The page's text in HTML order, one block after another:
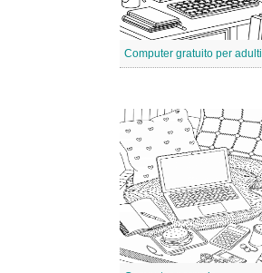
Computer gratuito per adulti